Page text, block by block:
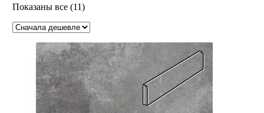
Показаны все (11)Цены:
возрастанию